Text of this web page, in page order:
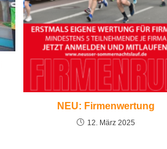
NEU: Firmenwertung
12. März 2025